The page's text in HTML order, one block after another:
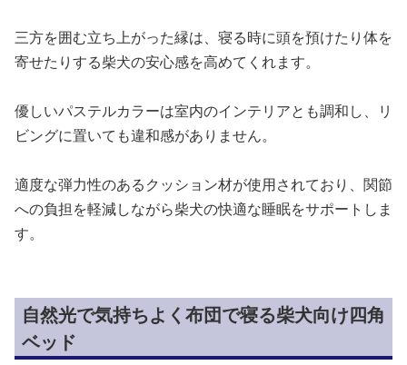
三方を囲む立ち上がった縁は、寝る時に頭を預けたり体を
寄せたりする柴犬の安心感を高めてくれます。
優しいパステルカラーは室内のインテリアとも調和し、リ
ビングに置いても違和感がありません。
適度な弾力性のあるクッション材が使用されており、関節
への負担を軽減しながら柴犬の快適な睡眠をサポートしま
す。
自然光で気持ちよく布団で寝る柴犬向け四角
ベッド